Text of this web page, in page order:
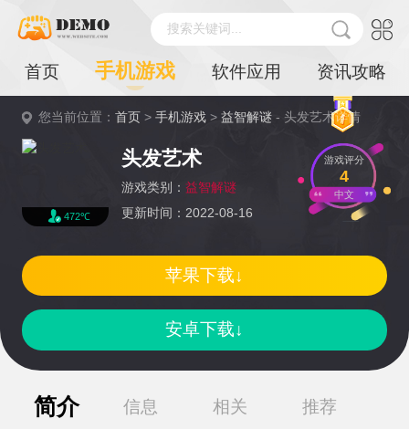
搜索关键词...
首页 手机游戏 软件应用 资讯攻略
您当前位置：首页 >手机游戏 >益智解谜 - 头发艺术详情
472℃
头发艺术
游戏类别： 益智解谜
更新时间：2022-08-16
游戏评分
4
中文
安卓下载↓
苹果下载↓
简介 信息 相关 推荐